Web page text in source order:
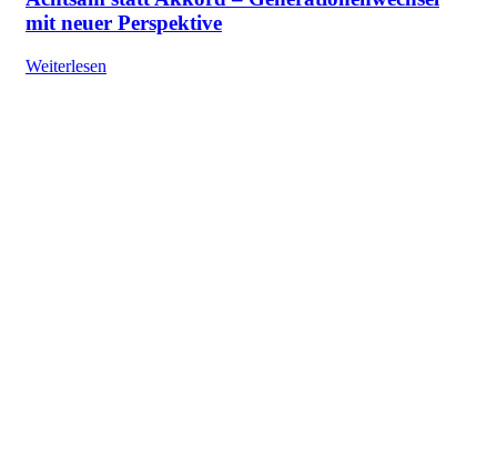
mit neuer Perspektive
Weiterlesen